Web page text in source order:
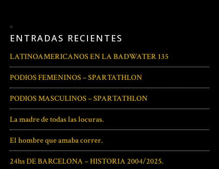
ENTRADAS RECIENTES
LATINOAMERICANOS EN LA BADWATER 135
PODIOS FEMENINOS – SPARTATHLON
PODIOS MASCULINOS – SPARTATHLON
La madre de todas las locuras.
El hombre que amaba correr.
24hs DE BARCELONA – HISTORIA 2004/2025.